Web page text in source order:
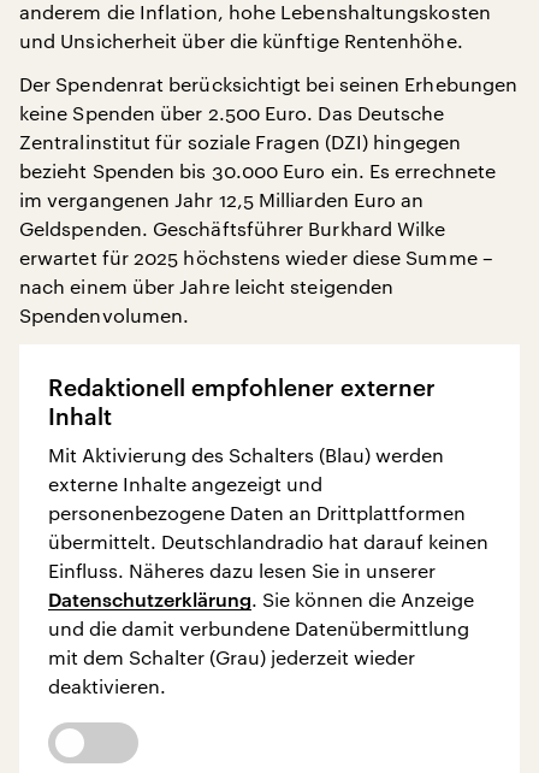
anderem die Inflation, hohe Lebenshaltungskosten
und Unsicherheit über die künftige Rentenhöhe.
Der Spendenrat berücksichtigt bei seinen Erhebungen
keine Spenden über 2.500 Euro. Das Deutsche
Zentralinstitut für soziale Fragen (DZI) hingegen
bezieht Spenden bis 30.000 Euro ein. Es errechnete
im vergangenen Jahr 12,5 Milliarden Euro an
Geldspenden. Geschäftsführer Burkhard Wilke
erwartet für 2025 höchstens wieder diese Summe –
nach einem über Jahre leicht steigenden
Spendenvolumen.
Redaktionell empfohlener externer
Inhalt
Mit Aktivierung des Schalters (Blau) werden
externe Inhalte angezeigt und
personenbezogene Daten an Drittplattformen
übermittelt. Deutschlandradio hat darauf keinen
Einfluss. Näheres dazu lesen Sie in unserer
Datenschutzerklärung. Sie können die Anzeige
und die damit verbundene Datenübermittlung
mit dem Schalter (Grau) jederzeit wieder
deaktivieren.